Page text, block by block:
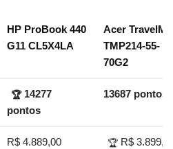
HP ProBook 440
G11 CL5X4LA
Acer
TMP214-55-
70G2
🏆14277
pontos
13687 pontos
R$ 4.889,00 🏆 R$